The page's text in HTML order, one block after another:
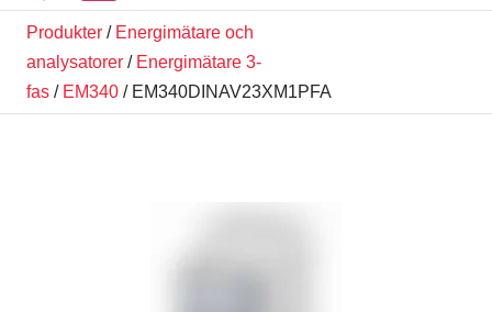
Produkter / Energimätare och
analysatorer / Energimätare 3-
fas / EM340 / EM340DINAV23XM1PFA